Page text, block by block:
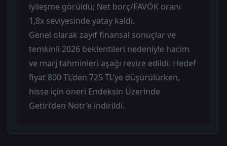
iyileşme görüldü; Net borç/FAVÖK oranı
1,8x seviyesinde yatay kaldı.
Genel olarak zayıf finansal sonuçlar ve
temkinli 2026 beklentileri nedeniyle hacim
ve marj tahminleri aşağı revize edildi. Hedef
fiyat 800 TL’den 725 TL’ye düşürülürken,
hisse için öneri Endeksin Üzerinde
Getiri’den Nötr’e indirildi.